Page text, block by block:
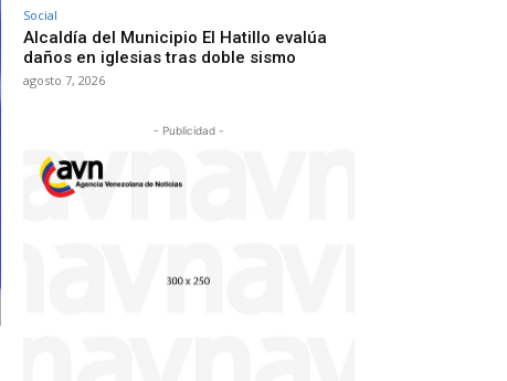
Social
Alcaldía del Municipio El Hatillo evalúa
daños en iglesias tras doble sismo
agosto 7, 2026
- Publicidad -